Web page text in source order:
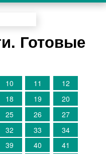
Готовые
10 11
12
18 19
20
25 26
27
32 33
34
39 40
41